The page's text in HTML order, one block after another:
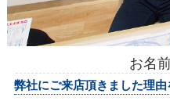
お名
弊社にご来店頂きました理由